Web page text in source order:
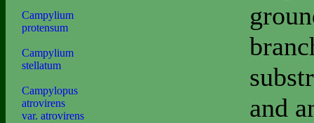
Campylium
protensum
Campylium
stellatum
Campylopus
atrovirens
var. atrovirens
and